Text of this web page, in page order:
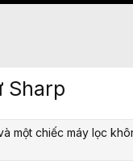
Sharp
một chiếc máy lọc